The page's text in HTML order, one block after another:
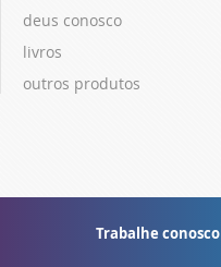
deus conosco
livros
outros produtos
Trabalhe conosco